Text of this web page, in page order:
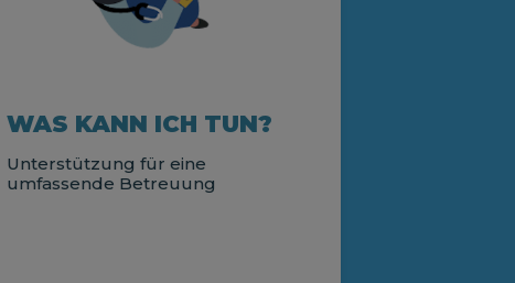
WAS KANN ICH TUN?
Unterstützung für eine
umfassende Betreuung